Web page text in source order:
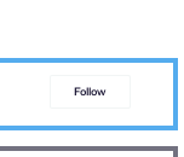
Follow